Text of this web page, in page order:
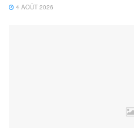
4 AOÛT 2026